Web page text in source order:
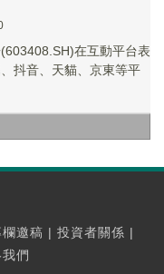
在互動平台表
抖音、天貓、京東等平
欄邀稿 | 投資者關係 |
們